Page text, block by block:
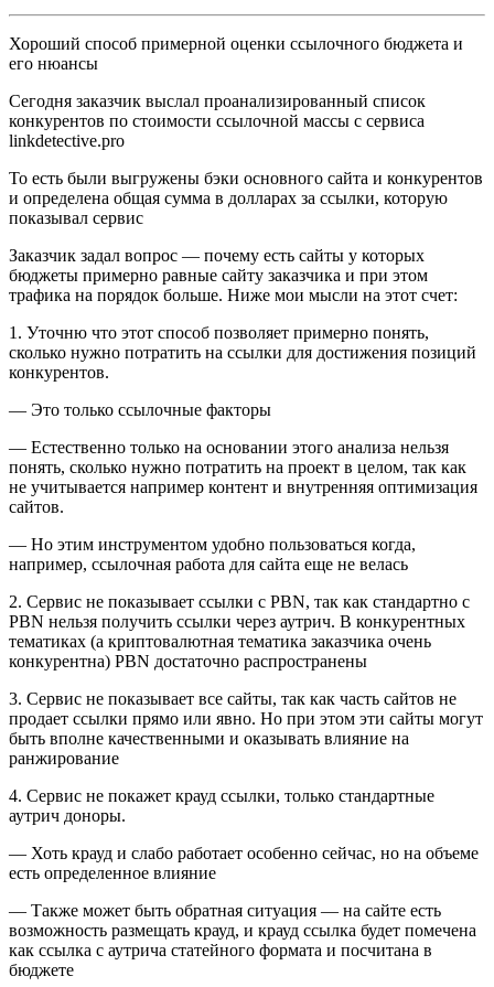
Хороший способ примерной оценки ссылочного бюджета и
его нюансы
Сегодня заказчик выслал проанализированный список
конкурентов по стоимости ссылочной массы с сервиса
linkdetective.pro
То есть были выгружены бэки основного сайта и конкурентов
и определена общая сумма в долларах за ссылки, которую
показывал сервис
Заказчик задал вопрос — почему есть сайты у которых
бюджеты примерно равные сайту заказчика и при этом
трафика на порядок больше. Ниже мои мысли на этот счет:
1. Уточню что этот способ позволяет примерно понять,
сколько нужно потратить на ссылки для достижения позиций
конкурентов.
— Это только ссылочные факторы
— Естественно только на основании этого анализа нельзя
понять, сколько нужно потратить на проект в целом, так как
не учитывается например контент и внутренняя оптимизация
сайтов.
— Но этим инструментом удобно пользоваться когда,
например, ссылочная работа для сайта еще не велась
2. Сервис не показывает ссылки с PBN, так как стандартно с
PBN нельзя получить ссылки через аутрич. В конкурентных
тематиках (а криптовалютная тематика заказчика очень
конкурентна) PBN достаточно распространены
3. Сервис не показывает все сайты, так как часть сайтов не
продает ссылки прямо или явно. Но при этом эти сайты могут
быть вполне качественными и оказывать влияние на
ранжирование
4. Сервис не покажет крауд ссылки, только стандартные
аутрич доноры.
— Хоть крауд и слабо работает особенно сейчас, но на объеме
есть определенное влияние
— Также может быть обратная ситуация — на сайте есть
возможность размещать крауд, и крауд ссылка будет помечена
как ссылка с аутрича статейного формата и посчитана в
бюджете